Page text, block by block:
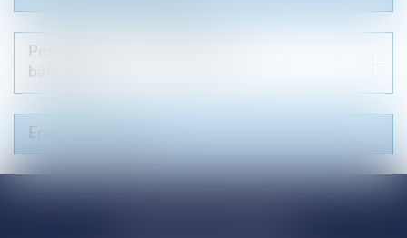
Performance énergétique des
bâtiments
Energie nucléaire